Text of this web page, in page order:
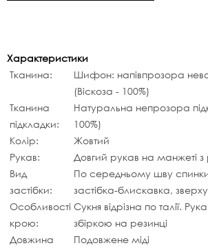
Характеристики
Тканина:
Шифон: напівпрозора
(Віскоза - 100%)
Тканина
підкладки:
Натуральна непрозора
100%)
Колір:
Жовтий
Рукав:
Довгий рукав на манжеті
Вид
застібки:
По середньому шву
застібка-блискавка,
Особливості
крою:
Сукня відрізна по талії.
збіркою на резинці
Довжина
Подовжене міді